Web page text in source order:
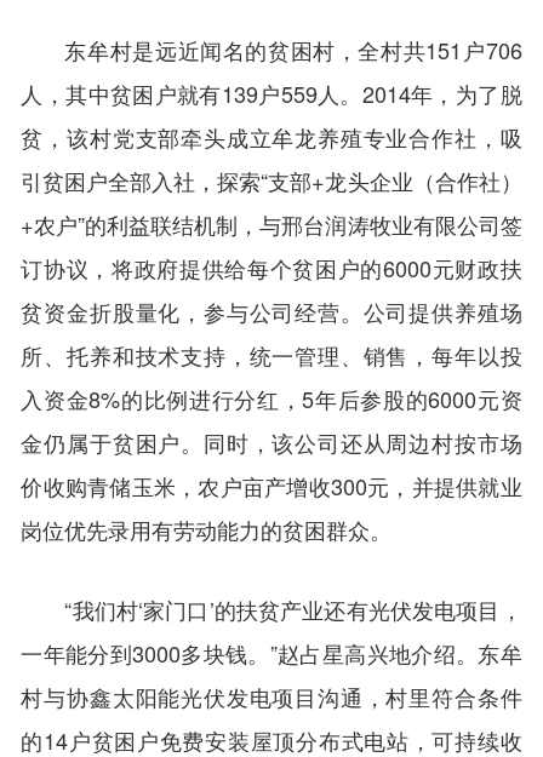
东牟村是远近闻名的贫困村，全村共151户706
人，其中贫困户就有139户559人。2014年，为了脱
贫，该村党支部牵头成立牟龙养殖专业合作社，吸
引贫困户全部入社，探索“支部+龙头企业（合作社）
+农户”的利益联结机制，与邢台润涛牧业有限公司签
订协议，将政府提供给每个贫困户的6000元财政扶
贫资金折股量化，参与公司经营。公司提供养殖场
所、托养和技术支持，统一管理、销售，每年以投
入资金8%的比例进行分红，5年后参股的6000元资
金仍属于贫困户。同时，该公司还从周边村按市场
价收购青储玉米，农户亩产增收300元，并提供就业
岗位优先录用有劳动能力的贫困群众。
“我们村‘家门口’的扶贫产业还有光伏发电项目，
一年能分到3000多块钱。”赵占星高兴地介绍。东牟
村与协鑫太阳能光伏发电项目沟通，村里符合条件
的14户贫困户免费安装屋顶分布式电站，可持续收